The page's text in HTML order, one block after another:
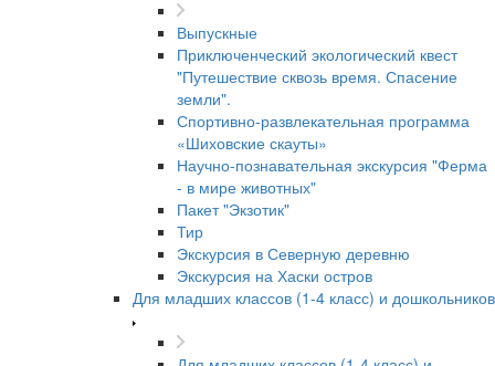
Выпускные
Приключенческий экологический квест
"Путешествие сквозь время. Спасение
земли".
Спортивно-развлекательная программа
«Шиховские скауты»
Научно-познавательная экскурсия "Ферма
- в мире животных"
Пакет "Экзотик"
Тир
Экскурсия в Северную деревню
Экскурсия на Хаски остров
Для младших классов (1-4 класс) и дошкольников